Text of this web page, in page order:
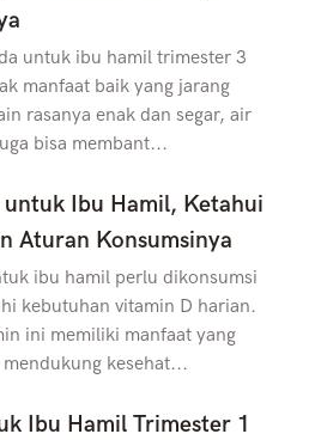
untuk ibu hamil trimester 3
manfaat baik yang jarang
rasanya enak dan segar, air
bisa membant...
Ibu Hamil, Ketahui
Aturan Konsumsinya
ibu hamil perlu dikonsumsi
kebutuhan vitamin D harian.
ini memiliki manfaat yang
kesehat...
Ibu Hamil Trimester 1